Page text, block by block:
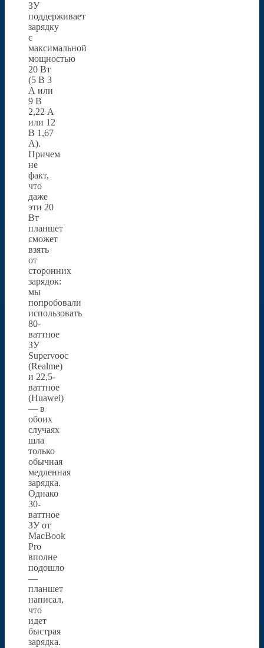
ЗУ
поддерживает
зарядку
с
максимальной
мощностью
20 Вт
(5 В 3
А или
9 В
2,22 А
или 12
В 1,67
А).
Причем
не
факт,
что
даже
эти 20
Вт
планшет
сможет
взять
от
сторонних
зарядок:
мы
попробовали
использовать
80-
ваттное
ЗУ
Supervooc
(Realme)
и 22,5-
ваттное
(Huawei)
— в
обоих
случаях
шла
только
обычная
медленная
зарядка.
Однако
30-
ваттное
ЗУ от
MacBook
Pro
вполне
подошло
—
планшет
написал,
что
идет
быстрая
зарядка.